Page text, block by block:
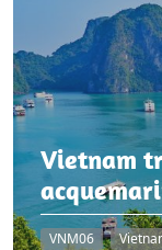
Vietnam
VNM06